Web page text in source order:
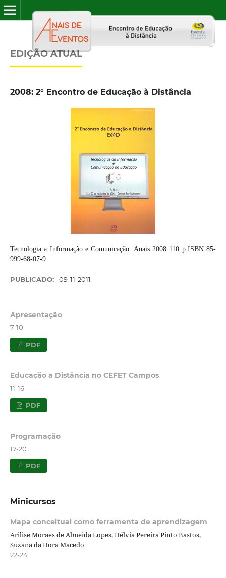
EDIÇÃO ATUAL
2008: 2° Encontro de Educação à Distância
Tecnologia a Informação e Comunicação: Anais 2008 110 p.ISBN 85-
999-68-07-9
PUBLICADO: 09-11-2011
Apresentação
7-10
PDF
Educação a Distância no CEFET Campos
11-16
PDF
Programação
17-20
PDF
Minicursos
Mapa conceitual como ferramenta de aprendizagem
Arilise Moraes de Almeida Lopes, Hélvia Pereira Pinto Bastos,
Suzana da Hora Macedo
22-24